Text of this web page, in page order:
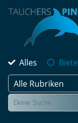
Alles Biete
Alle Rubriken